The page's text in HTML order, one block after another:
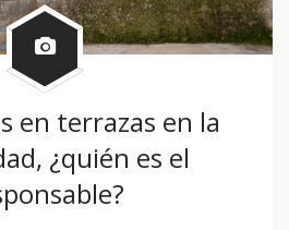
en terrazas en la
¿quién es el